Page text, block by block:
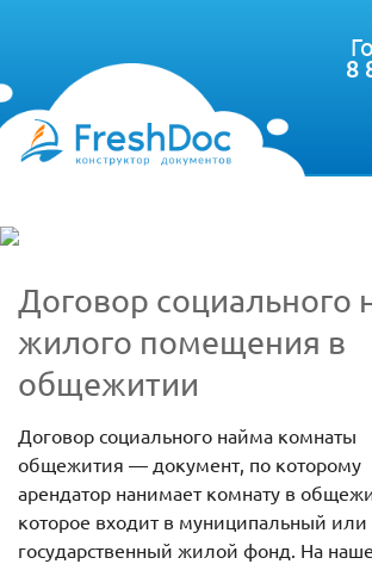
8
Договор социального
жилого помещения в
общежитии
Договор социального найма комнаты
общежития — документ, по которому
арендатор нанимает комнату в
которое входит в муниципальный или
государственный жилой фонд. На